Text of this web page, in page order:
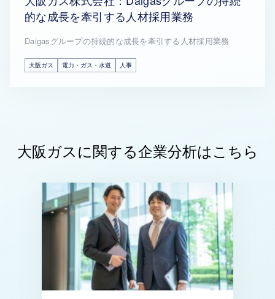
的な成長を牽引する人材採用業務
Daigasグループの持続的な成長を牽引する人材採用業務
大阪ガス 電力・ガス・水道 人事
大阪ガスに関する企業分析はこちら